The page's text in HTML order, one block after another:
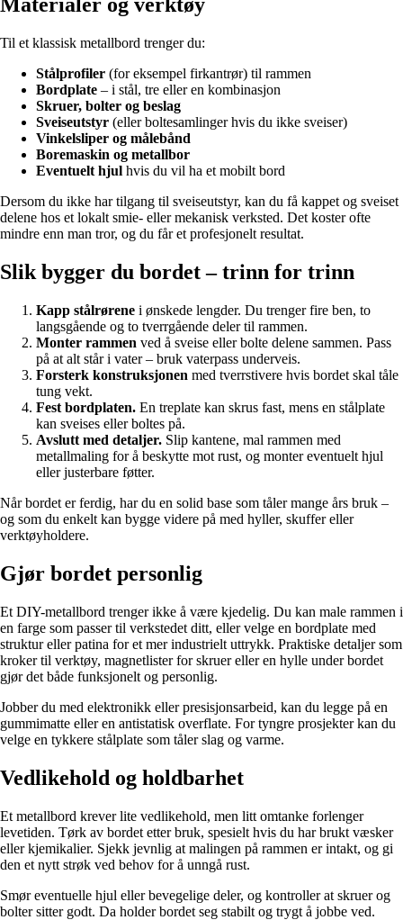
Materialer og verktøy
Til et klassisk metallbord trenger du:
Stålprofiler (for eksempel firkantrør) til rammen
Bordplate – i stål, tre eller en kombinasjon
Skruer, bolter og beslag
Sveiseutstyr (eller boltesamlinger hvis du ikke sveiser)
Vinkelsliper og målebånd
Boremaskin og metallbor
Eventuelt hjul hvis du vil ha et mobilt bord
Dersom du ikke har tilgang til sveiseutstyr, kan du få kappet og sveiset
delene hos et lokalt smie- eller mekanisk verksted. Det koster ofte
mindre enn man tror, og du får et profesjonelt resultat.
Slik bygger du bordet – trinn for trinn
Kapp stålrørene i ønskede lengder. Du trenger fire ben, to
langsgående og to tverrgående deler til rammen.
Monter rammen ved å sveise eller bolte delene sammen. Pass
på at alt står i vater – bruk vaterpass underveis.
Forsterk konstruksjonen med tverrstivere hvis bordet skal tåle
tung vekt.
Fest bordplaten. En treplate kan skrus fast, mens en stålplate
kan sveises eller boltes på.
Avslutt med detaljer. Slip kantene, mal rammen med
metallmaling for å beskytte mot rust, og monter eventuelt hjul
eller justerbare føtter.
Når bordet er ferdig, har du en solid base som tåler mange års bruk –
og som du enkelt kan bygge videre på med hyller, skuffer eller
verktøyholdere.
Gjør bordet personlig
Et DIY-metallbord trenger ikke å være kjedelig. Du kan male rammen i
en farge som passer til verkstedet ditt, eller velge en bordplate med
struktur eller patina for et mer industrielt uttrykk. Praktiske detaljer som
kroker til verktøy, magnetlister for skruer eller en hylle under bordet
gjør det både funksjonelt og personlig.
Jobber du med elektronikk eller presisjonsarbeid, kan du legge på en
gummimatte eller en antistatisk overflate. For tyngre prosjekter kan du
velge en tykkere stålplate som tåler slag og varme.
Vedlikehold og holdbarhet
Et metallbord krever lite vedlikehold, men litt omtanke forlenger
levetiden. Tørk av bordet etter bruk, spesielt hvis du har brukt væsker
eller kjemikalier. Sjekk jevnlig at malingen på rammen er intakt, og gi
den et nytt strøk ved behov for å unngå rust.
Smør eventuelle hjul eller bevegelige deler, og kontroller at skruer og
bolter sitter godt. Da holder bordet seg stabilt og trygt å jobbe ved.